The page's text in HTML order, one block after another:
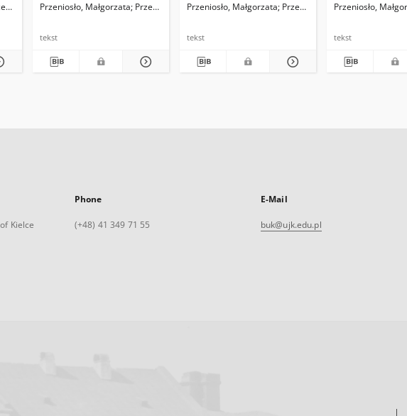
Marek
Przeniosło, Małgorzata Przeniosło, Marek
tekst
Przeniosło, Małgorzata Przeniosło, Marek
tekst
Przeniosło,
tekst
Kielce
Phone
(+48) 41 349 71 55
E-Mail
buk@ujk.edu.pl